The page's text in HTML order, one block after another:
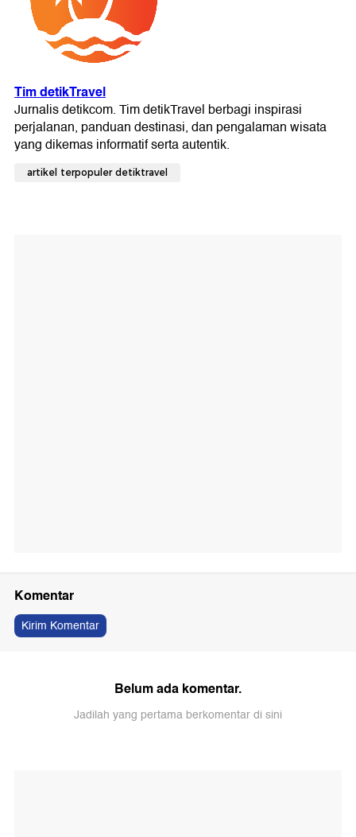
artikel terpopuler detiktravel
Komentar
Kirim Komentar
Belum ada komentar.
Jadilah yang pertama berkomentar di sini